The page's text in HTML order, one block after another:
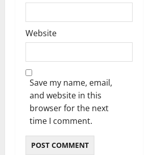
Website
Save my name, email,
and website in this
browser for the next
time I comment.